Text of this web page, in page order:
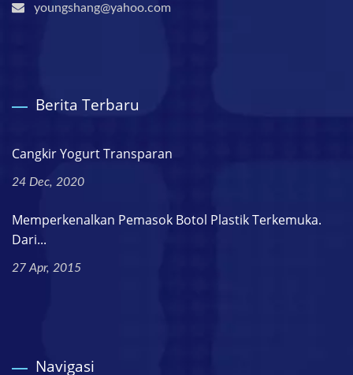
youngshang@yahoo.com
Berita Terbaru
Cangkir Yogurt Transparan
24 Dec, 2020
Memperkenalkan Pemasok Botol Plastik Terkemuka.
Dari...
27 Apr, 2015
Navigasi